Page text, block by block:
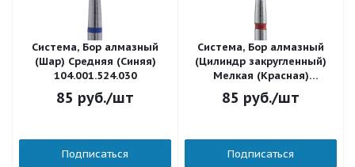
Система, Бор алмазный
(Шар) Средняя (Синяя)
104.001.524.030
85 руб./шт
Подписаться
Система, Бор алмазный
(Цилиндр закругленный)
Мелкая (Красная)
104.141.514.031
85 руб./шт
Подписаться